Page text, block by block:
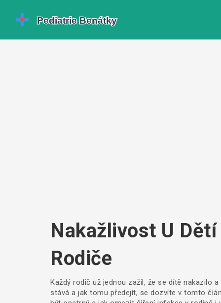
Nakažlivost U
Rodiče
Každý rodič už jednou zažil, že se dítě nakazilo
stává a jak tomu předejít, se dozvíte v tomto